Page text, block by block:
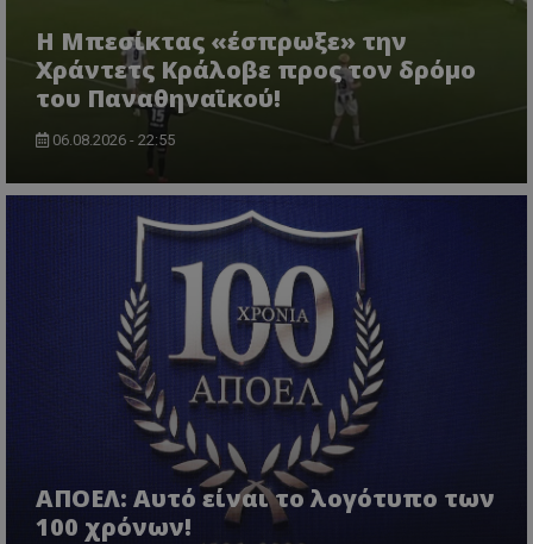
Η Μπεσίκτας «έσπρωξε» την
Χράντετς Κράλοβε προς τον δρόμο
του Παναθηναϊκού!
06.08.2026 - 22:55
ΑΠΟΕΛ: Αυτό είναι το λογότυπο των
100 χρόνων!